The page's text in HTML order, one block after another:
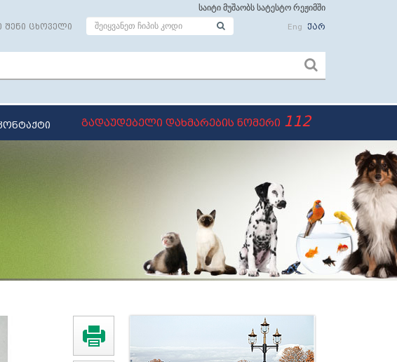
საიტი მუშაობს სატესტო რეჟიმში
შენი ცხოველი Eng ქარ
გადაუდებელი დახმარების ნომერი 112